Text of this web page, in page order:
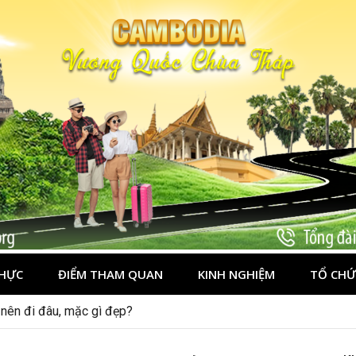
ĐIỂM THAM QUAN KINH NGHIỆM TỔ
cho người mới